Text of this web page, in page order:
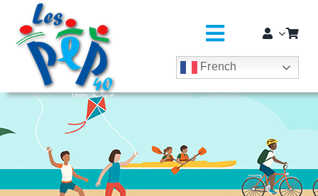
principal
Passer
contenu
Toggle
SÉJOURS COLOS
CLASSES DÉCOUVERTES / GROUPES
French